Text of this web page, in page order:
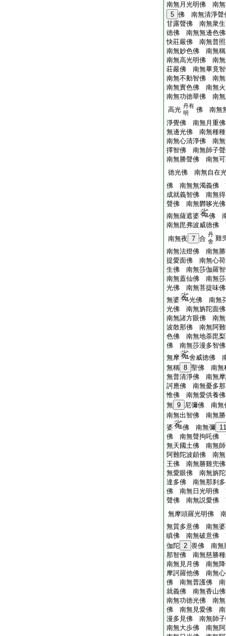
南無月光明佛 南
5 佛 南無清淨
甘露聲佛 南無衆
徳佛 南無無邊色
快莊嚴佛 南無普
南無妙色佛 南無
南無高光明佛 南
莊嚴佛 南無畢竟
南無不動智佛 南
南無實色佛 南無
南無功徳華佛 南
高光 丹有
明
佛 南無
淨覺佛 南無月重
無邊光佛 南無種
南無心清淨佛 南
擇智佛 南無師子
南無勝聲佛 南無
徳光佛 南無自在
佛 南無無濁義佛
成就義智佛 南無
聲佛 南無欝哆光
南無薩遮婆
佛
南無毘弗波威徳佛
南無夜 7 合
丹
舍 雞
南無法燈佛 南無
提愛面佛 南無心
生佛 南無莎伽羅
南無蓋仙佛 南無
光佛 南無菩提味
無婆
光佛 南無
光佛 南無旃陀面
南無諸方眼佛 南
波散那佛 南無阿
色佛 南無地荼毘
佛 南無莎漫多智
無摩
舍威徳佛
無稱 8 聖佛 南無
無普清淨佛 南無
訶應佛 南無憂多
惟佛 南無愛供養
無 9 尼彌佛 南無
南無出智佛 南無
婆
佛 南無彌
11
佛 南無聲拘吒佛
無天國土佛 南無
阿難陀波頗佛 南
王佛 南無勝雞兜
無愛眼佛 南無旃
達多佛 南無那刹
佛 南無日光明佛
聲佛 南無説愛佛
無摩頭羅光明佛
無質多意佛 南無
瞋佛 南無破意佛
伽陀 2 畏佛 南無
那智佛 南無慈勝
南無見月佛 南無
摩訶羅他佛 南無
佛 南無普護佛 南
就義佛 南無香山
南無功徳光佛 南
佛 南無見愛佛 南
漫多見佛 南無師
南無大歩佛 南無阿